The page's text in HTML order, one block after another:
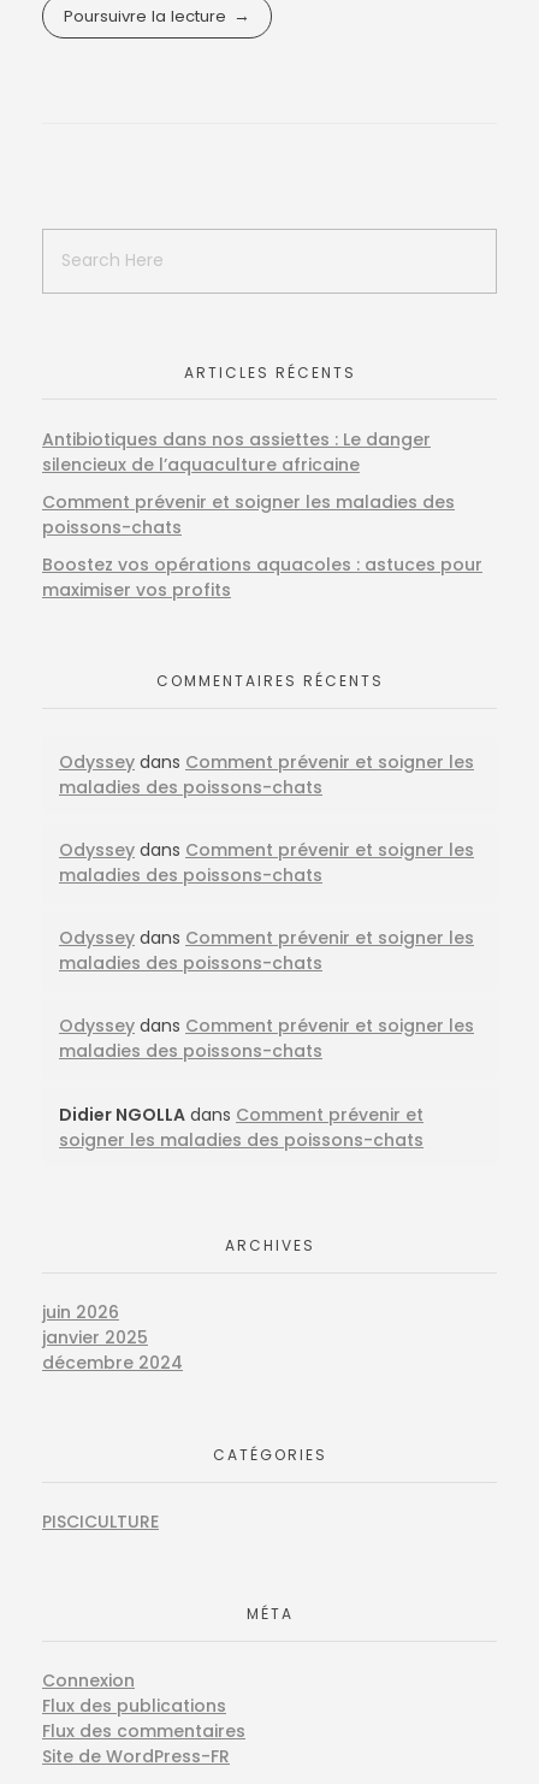
Poursuivre la lecture
ARTICLES RÉCENTS
Antibiotiques dans nos assiettes : Le danger
silencieux de l’aquaculture africaine
Comment prévenir et soigner les maladies des
poissons-chats
Boostez vos opérations aquacoles : astuces pour
maximiser vos profits
COMMENTAIRES RÉCENTS
Odyssey dans Comment prévenir et soigner les
maladies des poissons-chats
Odyssey dans Comment prévenir et soigner les
maladies des poissons-chats
Odyssey dans Comment prévenir et soigner les
maladies des poissons-chats
Odyssey dans Comment prévenir et soigner les
maladies des poissons-chats
Didier NGOLLA dans Comment prévenir et
soigner les maladies des poissons-chats
ARCHIVES
juin 2026
janvier 2025
décembre 2024
CATÉGORIES
PISCICULTURE
MÉTA
Connexion
Flux des publications
Flux des commentaires
Site de WordPress-FR